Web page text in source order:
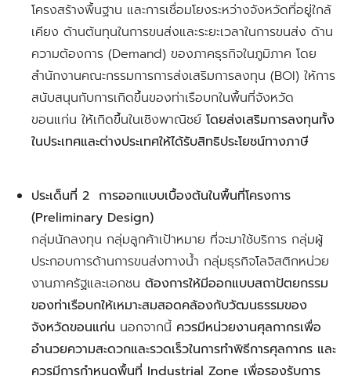
โครงสร้างพื้นฐาน และการเชื่อมโยงระหว่างจังหวัดที่อยู่ใกล้
เคียง ด้านต้นทุนในการขนส่งและระยะเวลาในการขนส่ง ด้าน
ความต้องการ (Demand) ของภาคธุรกิจในภูมิภาค โดย
สำนักงานคณะกรรมการการส่งเสริมการลงทุน (BOI) ให้การ
สนับสนุนกับการเกิดขึ้นของท่าเรือบกในพื้นที่จังหวัด
ขอนแก่น ให้เกิดขึ้นในเชิงพาณิชย์ โดยส่งเสริมการลงทุนทั้ง
ในประเทศและต่างประเทศให้ได้รับสิทธิประโยชน์ทางภาษี
ประเด็นที่ 2 การออกแบบเบื้องต้นในพื้นที่โครงการ
(Preliminary Design)
กลุ่มนักลงทุน กลุ่มลูกค้าเป้าหมาย ที่จะมาใช้บริการ กลุ่มผู้
ประกอบการด้านการขนส่งทางน้ำ กลุ่มธุรกิจโลจิสติกหน่วย
งานภาครัฐและเอกชน ต้องการให้มีออกแบบสถาปัตยกรรม
ของท่าเรือบกให้เหมาะสมสอดคล้องกับวัฒนธรรมของ
จังหวัดขอนแก่น นอกจากนี้ ควรมีหน่วยงานศุลกากรเพื่อ
อำนวยความสะดวกและรวดเร็วในการทำพิธีการศุลกากร และ
ควรมีการกำหนดพื้นที่ Industrial Zone เพื่อรองรับการ